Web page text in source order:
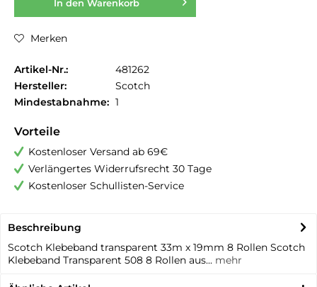
In den Warenkorb
Merken
Artikel-Nr.:
481262
Hersteller:
Scotch
Mindestabnahme: 1
Vorteile
Kostenloser Versand ab 69€
Verlängertes Widerrufsrecht 30 Tage
Kostenloser Schullisten-Service
Beschreibung
Scotch Klebeband transparent 33m x 19mm 8 Rollen Scotch
Klebeband Transparent 508 8 Rollen aus... mehr